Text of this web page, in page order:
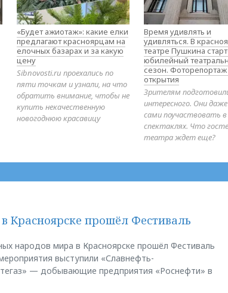
«Будет ажиотаж»: какие елки
предлагают красноярцам на
елочных базарах и за какую
цену
Sibnovosti.ru проехались по
пяти точкам и узнали, на что
обратить внимание, чтобы не
купить некачественную
новогоднюю красавицу
Время удивлять и
удивляться. В
театре Пушкина
юбилейный
сезон. Фоторепортаж
открытия
Зрителям
интересного. Они
сами поучаствовать в
спектаклях. Что
театра ждет еще?
Красноярске прошёл Фестиваль
народов мира в Красноярске прошёл Фестиваль
выступили «Славнефть-
— добывающие предприятия «Роснефти» в